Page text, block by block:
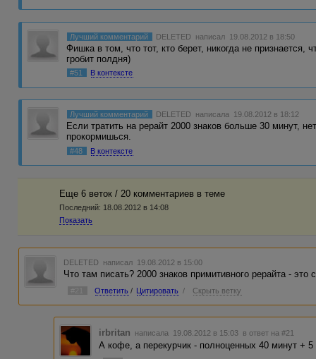
Лучший комментарий DELETED написал 19.08.2012 в 18:50
Фишка в том, что тот, кто берет, никогда не признается,
гробит полдня)
#51 В контексте
Лучший комментарий DELETED написала 19.08.2012 в 18:12
Если тратить на рерайт 2000 знаков больше 30 минут,
прокормишься.
#48 В контексте
Еще 6 веток / 20 комментариев в темe
Последний: 18.08.2012 в 14:08
Показать
DELETED написал 19.08.2012 в 15:00
Что там писать? 2000 знаков примитивного рерайта -
Ответить / Цитировать / Скрыть ветку
irbritan написала 19.08.2012 в 15:03 в ответ на #21
А кофе, а перекурчик - полноценных 40 минут +